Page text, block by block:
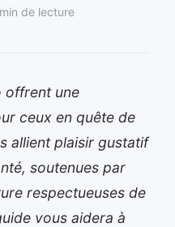
de lecture
offrent une
ceux en quête de
allient plaisir gustatif
soutenues par
respectueuses de
vous aidera à